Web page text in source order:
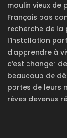
moulin vieux de
Français pas
recherche de la
l’installation
d’apprendre à
c’est changer
beaucoup de
portes de leurs
rêves devenus